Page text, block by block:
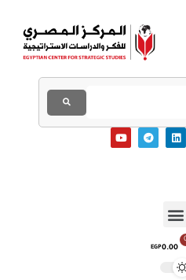
EGP0.00